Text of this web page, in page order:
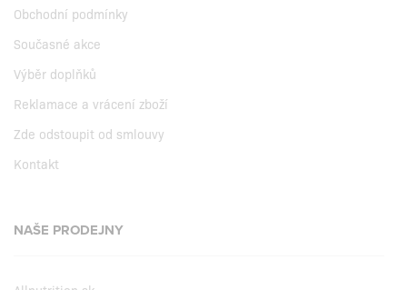
Obchodní podmínky
Současné akce
Výběr doplňků
Reklamace a vrácení zboží
Zde odstoupit od smlouvy
Kontakt
NAŠE PRODEJNY